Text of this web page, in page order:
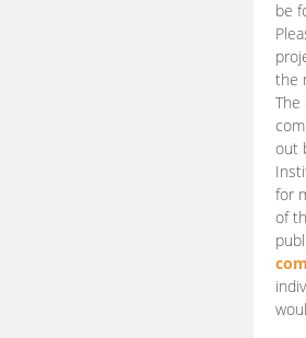
be
the
The
out
for
of